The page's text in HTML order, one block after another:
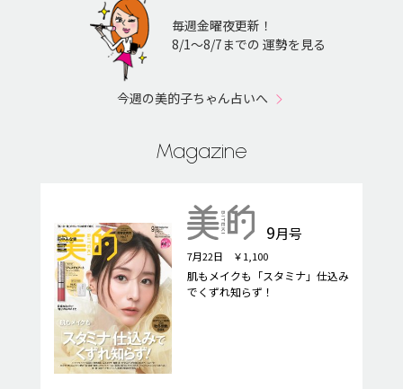
毎週金曜夜更新！
8/1〜8/7までの 運勢を見る
今週の美的子ちゃん占いへ
Magazine
9月号
7月22日 ￥1,100
肌もメイクも「スタミナ」仕込み
でくずれ知らず！